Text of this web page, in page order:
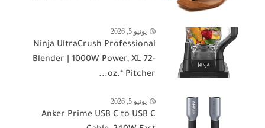
يونيو 5, 2026
Ninja UltraCrush Professional
Blender | 1000W Power, XL 72-
oz.* Pitcher...
يونيو 5, 2026
Anker Prime USB C to USB C